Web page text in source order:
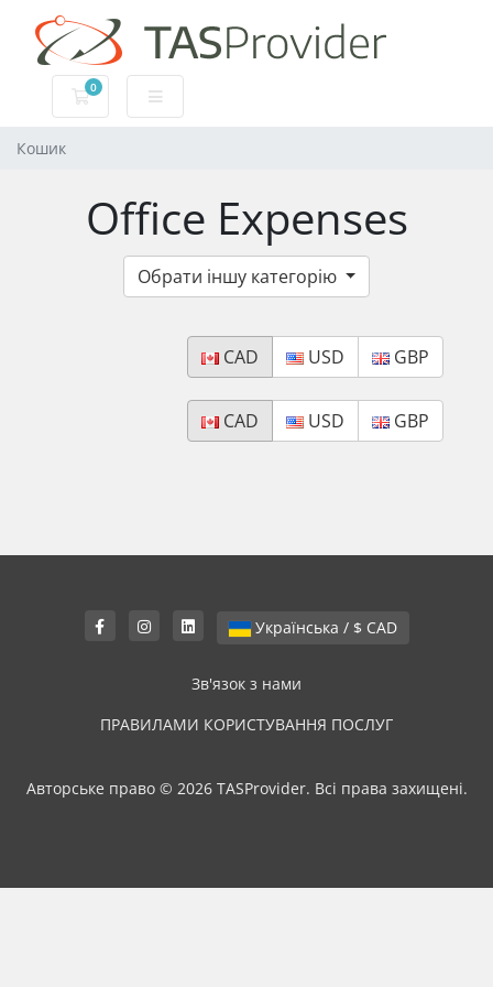
0
Кошик
Кошик
Office Expenses
Обрати іншу категорію
CAD USD GBP
CAD USD GBP
Українська / $ CAD
Зв'язок з нами
ПРАВИЛАМИ КОРИСТУВАННЯ ПОСЛУГ
Авторське право © 2026 TASProvider. Всі права захищені.